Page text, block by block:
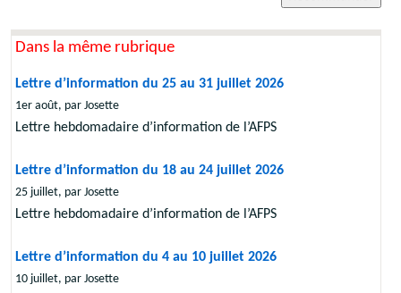
Dans la même rubrique
Lettre d’information du 25 au 31 juillet 2026
1er août, par Josette
Lettre hebdomadaire d’information de l’AFPS
Lettre d’information du 18 au 24 juillet 2026
25 juillet, par Josette
Lettre hebdomadaire d’information de l’AFPS
Lettre d’information du 4 au 10 juillet 2026
10 juillet, par Josette